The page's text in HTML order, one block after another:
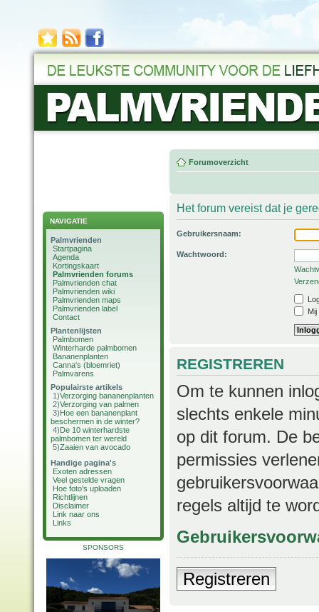
NAVIGATIE
Palmvrienden
Startpagina
Agenda
Kortingskaart
Palmvrienden forums
Palmvrienden chat
Palmvrienden wiki
Palmvrienden maps
Palmvrienden label
Contact
Plantenlijsten
Palmbomen
Winterharde palmbomen
Bananenplanten
Canna's (bloemriet)
Palmvarens
Populairste artikels
1)Verzorging bananenplanten
2)Verzorging van palmen
3)Hoe een bananenplant
beschermen in de winter?
4)De 10 winterhardste
palmbomen ter wereld
5)Zaaien van avocado
Handige pagina's
Exoten adressen
Veel gestelde vragen
Hoe foto's uploaden
Richtlijnen
Disclaimer
Link naar ons
Links
SPONSORS
Forumoverzicht
Het forum vereist dat je
Gebruikersnaam:
Wachtwoord:
REGISTREREN
Om te kunnen
slechts enkele
op dit forum. De
permissies
regels altijd te
Registreren